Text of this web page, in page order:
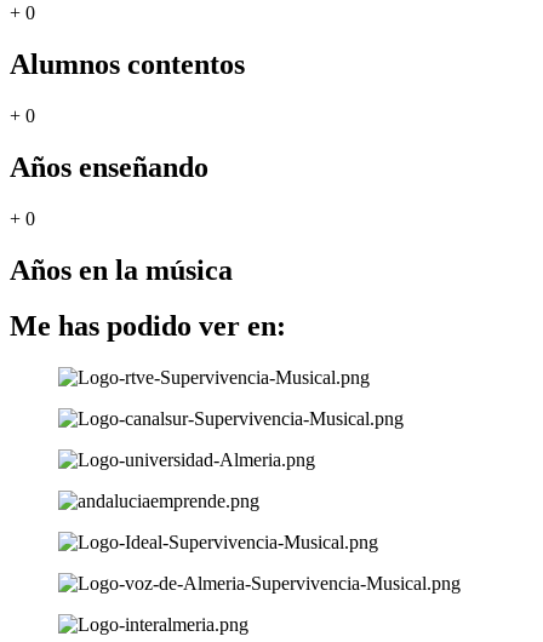
+ 0
Alumnos contentos
+ 0
Años enseñando
+ 0
Años en la música
Me has podido ver en: